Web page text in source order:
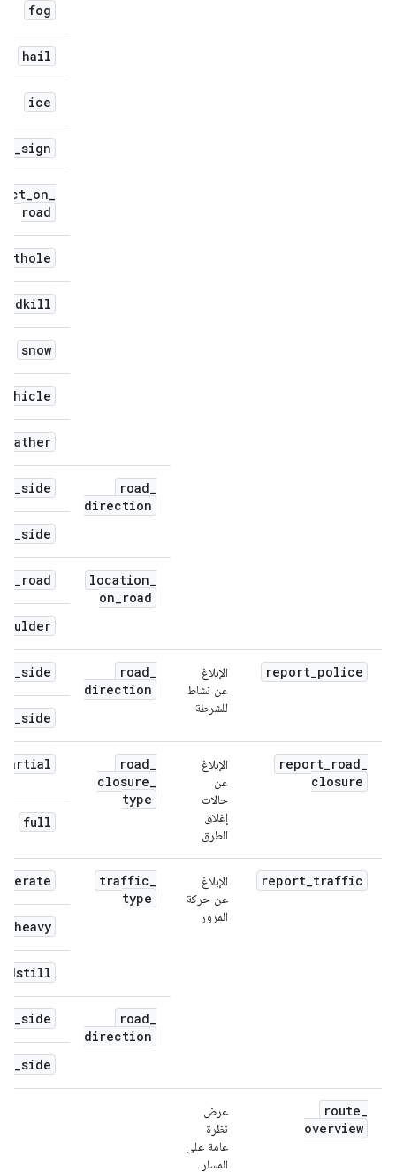
fog
hail
ice
sign
on
road
snow
weather
road
direction
side
side
location
on road
road
report police
الإبلاغ
عن نشاط
للشرطة
road
direction
side
side
report road
closure
الإبلاغ
عن
حالات
إغلاق
الطرق
road
closure
type
partial
full
report_traffic
الإبلاغ
عن حركة
المرور
traffic
type
heavy
road
direction
side
side
route
overview
عرض
نظرة
عامة على
المسار